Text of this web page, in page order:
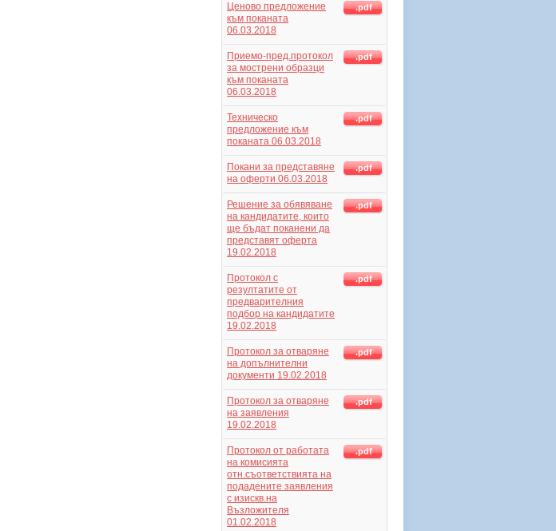
Ценово предложение
към поканата
06.03.2018
.pdf
Приемо-пред.протокол
за мострени образци
към поканата
06.03.2018
.pdf
Техническо
предложение към
поканата 06.03.2018
.pdf
Покани за представяне
на оферти 06.03.2018
.pdf
Решение за обявяване
на кандидатите, които
ще бъдат поканени да
представят оферта
19.02.2018
.pdf
Протокол с
резултатите от
предварителния
подбор на кандидатите
19.02.2018
.pdf
Протокол за отваряне
на допълнителни
документи 19.02.2018
.pdf
Протокол за отваряне
на заявления
19.02.2018
.pdf
Протокол от работата
на комисията
отн.съответствията на
подадените заявления
с изискв.на
Възложителя
01.02.2018
.pdf